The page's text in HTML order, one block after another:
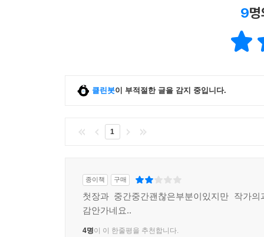
9
클린봇이 부적절한 글을 감지 중입니다.
1
종이책 구매
첫장과 중간중간괜찮은부분이있지만 작가의
감안가네요..
4명이 이 한줄평을 추천합니다.